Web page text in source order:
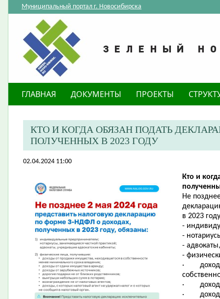
Муниципальный портал г. Новосибирска
ГЛАВНАЯ ДОКУМЕНТЫ ПРОЕКТЫ
​КТО И КОГДА ОБЯЗАН ПОДАТЬ
ПОЛУЧЕННЫХ В 2023 ГОДУ
02.04.2024 11:00
Кто и
Не
в 2023
-
-
-
-
·
·
·